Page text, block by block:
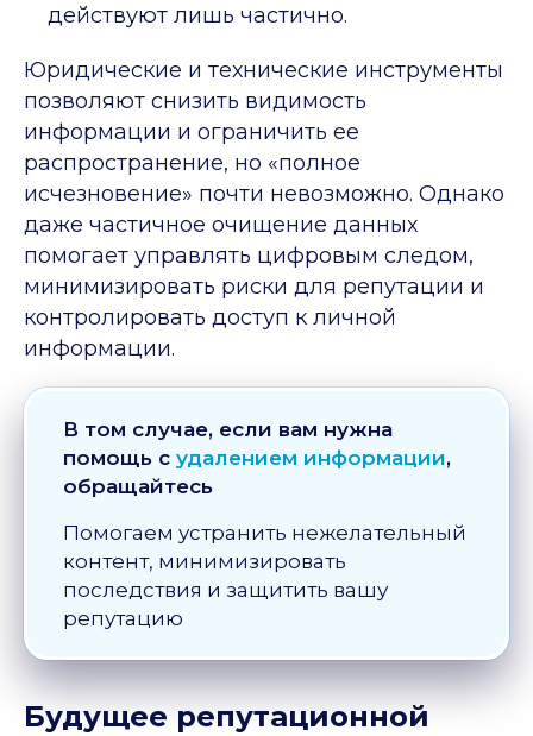
действуют лишь частично.
Юридические и технические инструменты
позволяют снизить видимость
информации и ограничить ее
распространение, но «полное
исчезновение» почти невозможно. Однако
даже частичное очищение данных
помогает управлять цифровым следом,
минимизировать риски для репутации и
контролировать доступ к личной
информации.
В том случае, если вам нужна
помощь с удалением информации,
обращайтесь
Помогаем устранить нежелательный
контент, минимизировать
последствия и защитить вашу
репутацию
Будущее репутационной